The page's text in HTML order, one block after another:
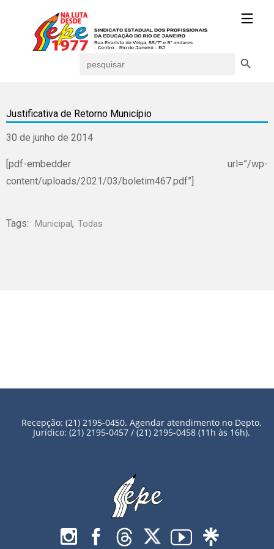
for:
Justificativa de Retorno Município
30 de junho de 2014
[pdf-embedder url=”/wp-
content/uploads/2021/03/boletim467.pdf”]
Tags: Municipal, Todas
Recepção: (21) 2195-0450. Agendar atendimento no Depto.
Jurídico: (21) 2195-0457 / (21) 2195-0458 (11h às 16h).